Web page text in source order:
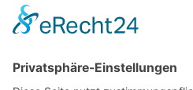
starten25. Juni 2026
Kategorien